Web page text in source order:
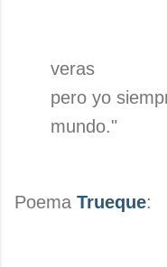
y
te
veras
pero yo
mundo."
Poema Trueque: